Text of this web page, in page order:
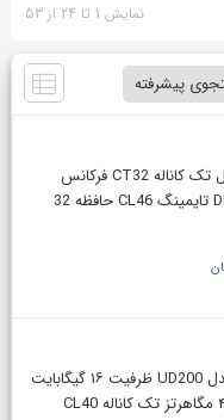
نمایش 1 تا 24 از 53
پیشرفته
رم کامپیوتر کروشیال تک کاناله CT32 فرکانس
5600 مگاهرتز DDR5 تایمینگ CL46 حافظه 32
رم کامپیوتر ایسر مدل UD200 ظرفیت ۱۶ گیگابایت